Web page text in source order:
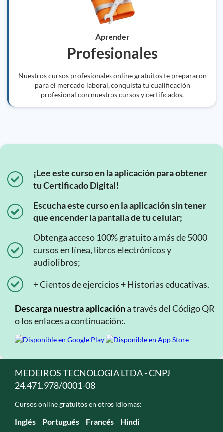
Aprender
Profesionales
Nuestros cursos profesionales online gratuitos te prepararon
para el mercado laboral, conquista tu cualificación
profesional con nuestros cursos y certificados.
¡Lee este curso en la aplicación para obtener
tu Certificado Digital!
Escucha este curso en la aplicación sin tener
que encender la pantalla de tu celular;
Obtenga acceso 100% gratuito a más de 5000
cursos en línea, libros electrónicos y
audiolibros;
+ Cientos de ejercicios + Historias educativas.
Descarga nuestra aplicacióna través del Código QR
o los enlaces a continuación:.
MEDEIROS TECNOLOGIA LTDA - CNPJ
24.471.978/0001-08
Cursos online gratuitos en otros idiomas:
Inglés Portugués Francés Hindi